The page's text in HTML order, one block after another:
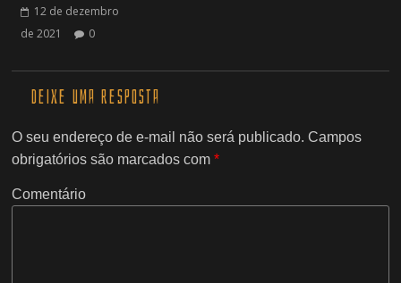
12 de dezembro
de 2021
0
Deixe uma resposta
O seu endereço de e-mail não será publicado. Campos
obrigatórios são marcados com*
Comentário